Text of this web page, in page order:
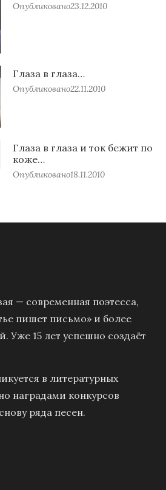
Опубликовано23.12.2010
Глаза в глаза…
Опубликовано22.11.2010
Глаза в глаза и ток бежит по
коже…
Опубликовано18.11.2010
— современная поэтесса,
пишет письмо» и более
Уже 15 лет успешно создаёт
в литературных
наградами конкурсов
ряда песен.